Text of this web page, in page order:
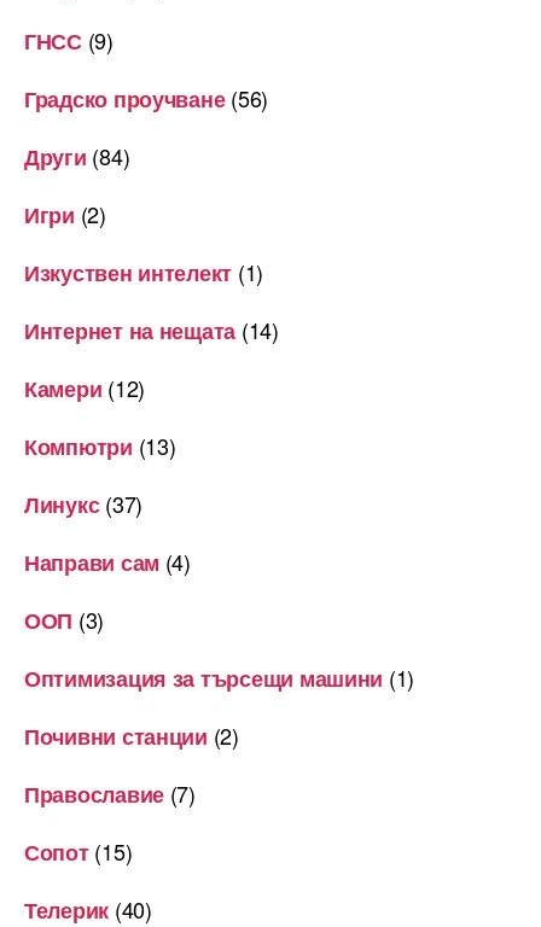
ГНСС(9)
Градско проучване(56)
Други (84)
Игри (2)
Изкуствен интелект (1)
Интернет на нещата (14)
Камери (12)
Компютри (13)
Линукс(37)
Направи сам (4)
ООП (3)
Оптимизация за търсещи машини (1)
Почивни станции (2)
Православие (7)
Сопот(15)
Телерик (40)